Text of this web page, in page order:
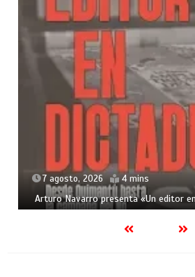
7 agosto, 2026 4 mins
Arturo Navarro presenta «Un editor